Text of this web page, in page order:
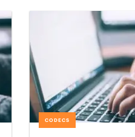
CODECS